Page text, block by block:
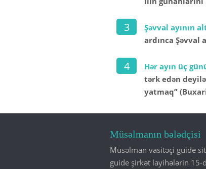
Şəvval ayının
ardınca Şəvval
Hər ayın üç
tərk edən
yatmaq”
Müsəlmanın bələdçisi
Müsəlman vasitəçi guide
guide şirkət layihələrin 15-